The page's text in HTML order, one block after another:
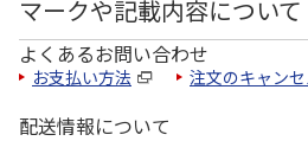
マークや記載内容について
よくあるお問い合わせ
お支払い方法 注文のキャン
配送情報について